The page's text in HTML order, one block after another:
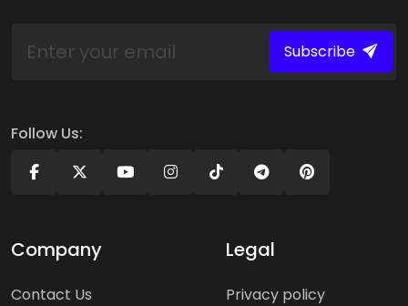
Subscribe
Follow Us:
Company
Contact Us
Legal
Privacy policy